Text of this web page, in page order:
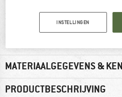
100% raadt het aan
MATERIAALGEGEVENS &
PRODUCTBESCHRIJVING
INSTELLINGEN